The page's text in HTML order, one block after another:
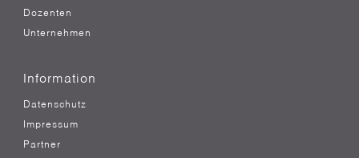
Dozenten
Unternehmen
Information
Datenschutz
Impressum
Partner